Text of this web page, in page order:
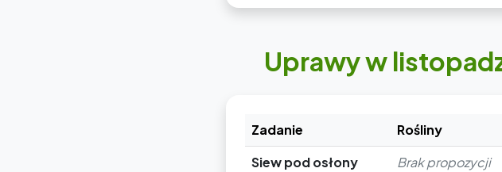
Uprawy w
Zadanie
Rośliny
Siew pod osłony
Brak propozycji